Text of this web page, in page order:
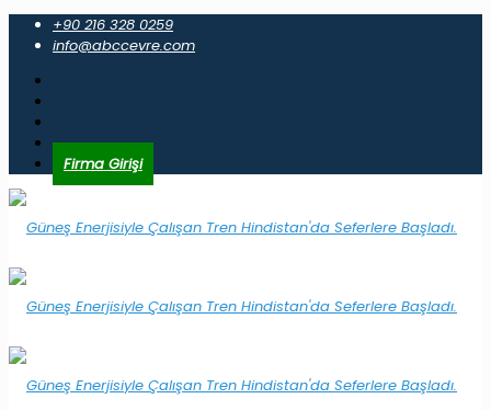
+90 216 328 0259
info@abccevre.com
Firma Girişi